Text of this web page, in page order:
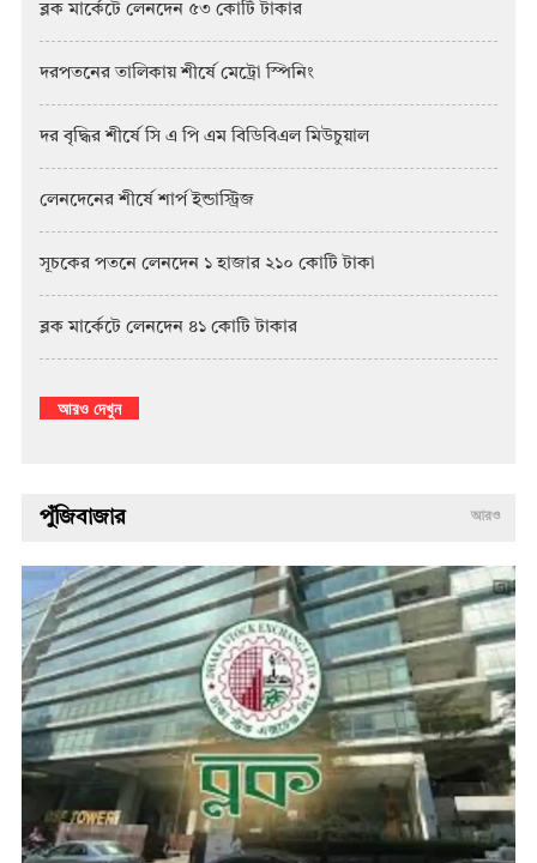
ব্লক মার্কেটে লেনদেন ৫৩ কোটি টাকার
দরপতনের তালিকায় শীর্ষে মেট্রো স্পিনিং
দর বৃদ্ধির শীর্ষে সি এ পি এম বিডিবিএল মিউচুয়াল
লেনদেনের শীর্ষে শার্প ইন্ডাস্ট্রিজ
সূচকের পতনে লেনদেন ১ হাজার ২১০ কোটি টাকা
ব্লক মার্কেটে লেনদেন ৪১ কোটি টাকার
আরও দেখুন
পুঁজিবাজার আরও